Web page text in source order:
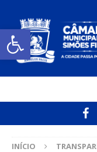
Open toolbar
INÍCIO